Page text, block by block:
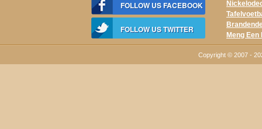
FOLLOW US FACEBOOK
FOLLOW US TWITTER
Meng
Copyright © 2007 -